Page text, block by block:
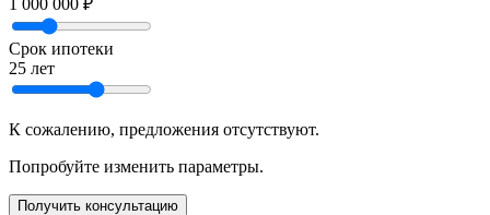
Срок ипотеки
25 лет
К сожалению, предложения отсутствуют.
Попробуйте изменить параметры.
Получить консультацию